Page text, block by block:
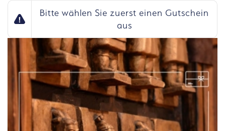
Bitte wählen Sie zuerst einen Gutschein
aus